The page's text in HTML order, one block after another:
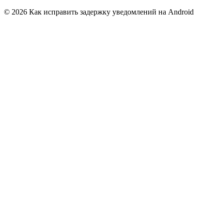
© 2026 Как исправить задержку уведомлений на Android